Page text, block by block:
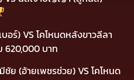
อร์) VS โคโหนดหลังขาวลีลา
620,000 บาท
ย (อ้ายเพชรช่วย) VS โคโหนด